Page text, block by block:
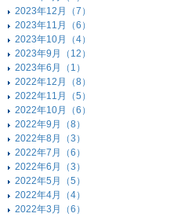
2023年12月（7）
2023年11月（6）
2023年10月（4）
2023年9月（12）
2023年6月（1）
2022年12月（8）
2022年11月（5）
2022年10月（6）
2022年9月（8）
2022年8月（3）
2022年7月（6）
2022年6月（3）
2022年5月（5）
2022年4月（4）
2022年3月（6）